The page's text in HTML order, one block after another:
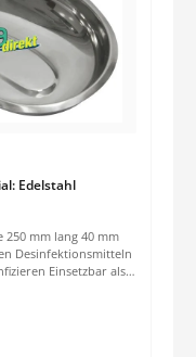
Edelstahl
Desinfektionsmitteln
als